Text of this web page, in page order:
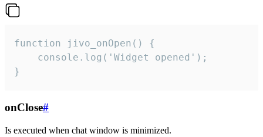
function jivo_onOpen() {
    console.log('Widget opened');
}
onClose#
Is executed when chat window is minimized.